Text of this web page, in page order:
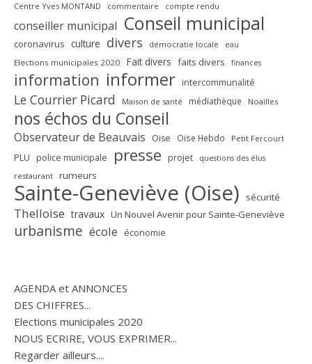
Centre Yves MONTAND commentaire compte rendu
conseiller municipal Conseil municipal
coronavirus culture divers démocratie locale eau
Elections municipales 2020 Fait divers faits divers finances
information informer intercommunalité
Le Courrier Picard Maison de santé médiathèque Noailles
nos échos du Conseil
Observateur de Beauvais Oise Oise Hebdo Petit Fercourt
PLU police municipale presse projet questions des élus
restaurant rumeurs
Sainte-Geneviève (Oise) sécurité
Thelloise travaux Un Nouvel Avenir pour Sainte-Geneviève
urbanisme école économie
AGENDA et ANNONCES
DES CHIFFRES...
Elections municipales 2020
NOUS ECRIRE, VOUS EXPRIMER...
Regarder ailleurs....